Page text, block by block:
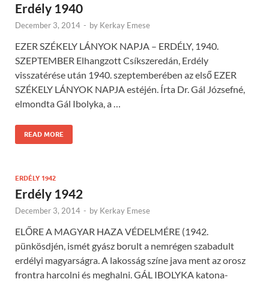
Erdély 1940
December 3, 2014 - by Kerkay Emese
EZER SZÉKELY LÁNYOK NAPJA – ERDÉLY, 1940.
SZEPTEMBER Elhangzott Csíkszeredán, Erdély
visszatérése után 1940. szeptemberében az első EZER
SZÉKELY LÁNYOK NAPJA estéjén. Írta Dr. Gál Józsefné,
elmondta Gál Ibolyka, a …
READ MORE
ERDÉLY 1942
Erdély 1942
December 3, 2014 - by Kerkay Emese
ELŐRE A MAGYAR HAZA VÉDELMÉRE (1942.
pünkösdjén, ismét gyász borult a nemrégen szabadult
erdélyi magyarságra. A lakosság színe java ment az orosz
frontra harcolni és meghalni. GÁL IBOLYKA katona-